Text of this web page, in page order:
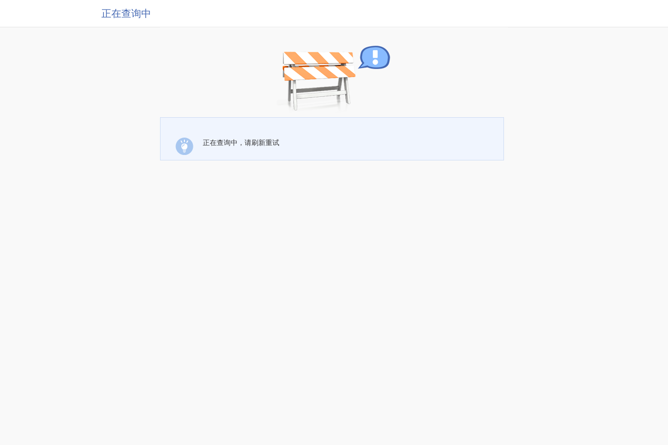
正在查询中
正在查询中，请刷新重试